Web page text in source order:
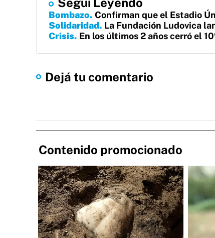
Bombazo Confirman que el Estadio
Solidaridad La Fundación Ludovica
Crisis En los últimos 2 años cerró el
Dejá tu comentario